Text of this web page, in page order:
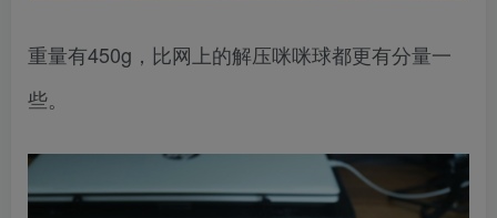
重量有450g，比网上的解压咪咪球都更有分量一
些。